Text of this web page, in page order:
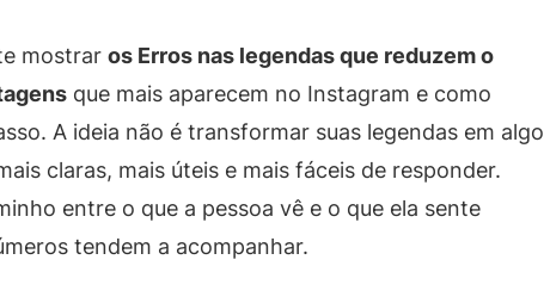
mostrar os Erros nas legendas que reduzem o
que mais aparecem no Instagram e como
A ideia não é transformar suas legendas em algo
claras, mais úteis e mais fáceis de responder.
entre o que a pessoa vê e o que ela sente
tendem a acompanhar.